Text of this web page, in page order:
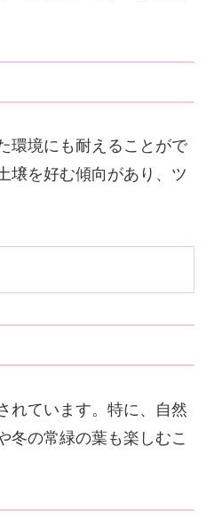
環境にも耐えることがで
壌を好む傾向があり、ツ
れています。特に、自然
冬の常緑の葉も楽しむこ